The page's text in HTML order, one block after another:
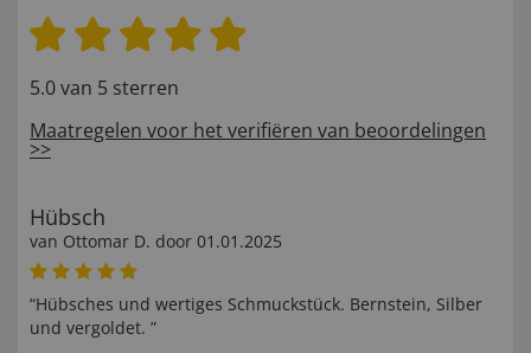
5.0 van 5 sterren
Maatregelen voor het verifiëren van beoordelingen
>>
Hübsch
van Ottomar D. door 01.01.2025
“Hübsches und wertiges Schmuckstück. Bernstein, Silber
und vergoldet. ”